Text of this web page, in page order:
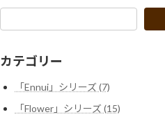
カテゴリー
「Ennui」シリーズ (7)
「Flower」シリーズ (15)